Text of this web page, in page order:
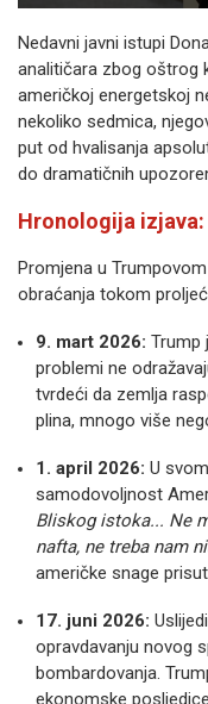
Nedavni javni istupi
analitičara zbog oštrog
američkoj energetskoj
nekoliko sedmica,
put od hvalisanja
do dramatičnih
Hronologija
Promjena u
obraćanja tokom
9. mart 2026: Trump
problemi ne
tvrdeći da zemlja
plina, mnogo više
1. april 2026: U
samodovoljnost
Bliskog istoka... Ne
nafta, ne treba nam
američke snage
17. juni 2026:
opravdavanju novog
bombardovanja.
ekonomske